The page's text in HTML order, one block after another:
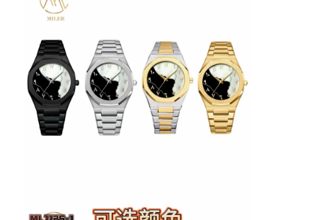
Un orologio per coppia elegante
Orologio per bambini
Ricambi per orologi
Ricambi per cinture da orologio